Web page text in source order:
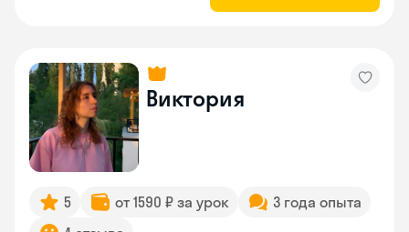
Виктория
5 от 1590 ₽ за урок
3 года опыта